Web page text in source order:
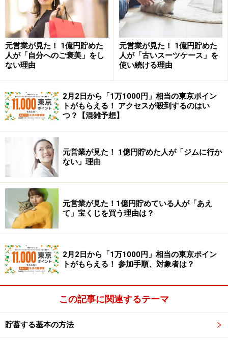
お金持ちはファストフードを食べない
特に面白いのがトロント大学の研究(2)。彼らによると、
ファストフードの近所に住む人ほど、貯金額が低いのだ
ファストフードには最先端の科学が詰め込まれていま
す。「世界一美味しい」といっても過言ではありませ
ん。しかし、美味し過ぎるがゆえ、脳の暴走をも引き起
こします。その結果、欲求をコントロールできなくなる
（＝自制心を失う）のです。
まとめると、
「ファストフードを頻繁に食べる」→「自
制心が下がる」→「貧乏になりやすい」
す。言われてみれば、納得の理屈ですな。
お金がない人こそ、ファストフードを避け
るべき！
思っている以上に、ファストフードは厄介です。なぜな
ら、ファストフードは美味しいうえ、安くもあるからで
す。500円もあれば、コンビニで極上のファストフード
元営業が見た！ 1億円貯めた
人が「自分へのご褒美」をし
ない理由
元営業が見た！ 1億円貯めた
人が「古いスーツケース」を
使い続ける理由
2月2日から「1万1000円」相当の東京ポイン
トがもらえる！ アクセスが殺到するのはい
つ？【混雑予想】
元営業が見た！ 1億円貯めた人が「ジムに行か
ない」理由
元営業が見た！1億円貯めている人が「あえ
て」宝くじを買う理由は？
2月2日から「1万1000円」相当の東京ポイン
トがもらえる！ 参加手順、対象者は？
この記事に関連するテーマ
貯蓄する基本の方法